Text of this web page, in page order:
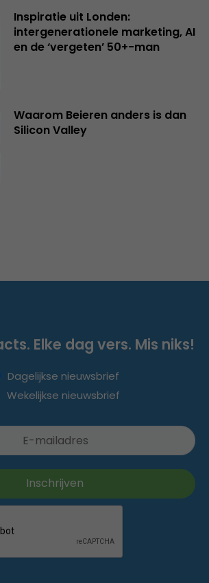
Inspiratie uit Londen:
intergenerationele marketing, AI
en de ‘vergeten’ 50+-man
Waarom Beieren anders is dan
Silicon Valley
Elke dag vers. Mis niks!
Dagelijkse nieuwsbrief
Wekelijkse nieuwsbrief